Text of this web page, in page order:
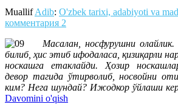
MuallifAdib: O'zbek tarixi, adabiyoti va
комментария 2
Масалан, носфурушни
билиб, ҳис этиб ифодаласа, қизиқарли
носкашга етаклайди. Ҳозир
девор тагида ўтирволиб, носвойни
ким? Нега шундай? Ижодкор ўйлаши
Davomini o'qish